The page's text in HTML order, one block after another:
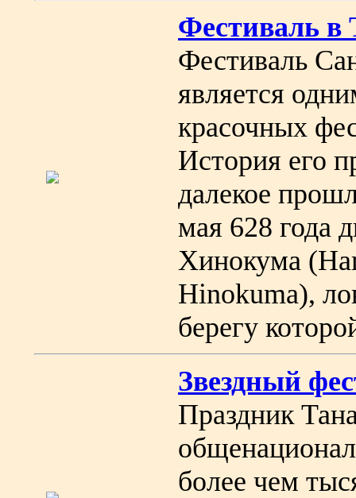
Фестиваль в
Фестиваль
является
красочных
История его
далекое
мая 628 года
Хинокума
Hinokuma),
берегу
Звездный
Праздник
более чем